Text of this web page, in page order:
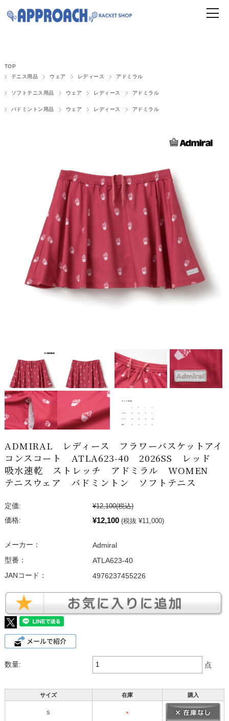
TOP
テニス用品
ウェア レディース アドミラル
ソフトテニス用品 ウェア レディース アドミラル
バドミントン用品 ウェア レディース アドミラル
ADMIRAL レディース フラワーバスケットアイ
コンスコート ATLA623-40 2026SS レッド
吸水速乾 ストレッチ アドミラル WOMEN
テニスウェア バドミントン ソフトテニス
定価: ¥12,100(税込)
価格:
¥12,100 (税抜 ¥11,000)
メーカー：
Admiral
型番：
ATLA623-40
JANコード：
4976237455226
数量: 点
サイズ 在庫 購入
S ×